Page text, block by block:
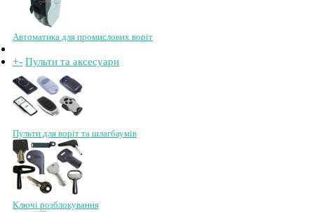
Автоматика для промислових воріт
+- Пульти та аксесуари
Пульти для воріт та шлагбаумів
Ключі розблокування